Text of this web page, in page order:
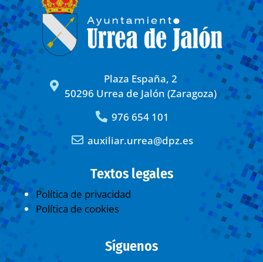
Plaza España, 2
50296 Urrea de Jalón (Zaragoza)
976 654 101
auxiliar.urrea@dpz.es
Textos legales
Política de privacidad
Política de cookies
Síguenos